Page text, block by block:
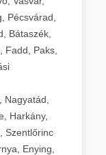
Pécsvárad,
Bátaszék,
Fadd, Paks,
Nagyatád,
Harkány,
Szentlőrinc
Enying,